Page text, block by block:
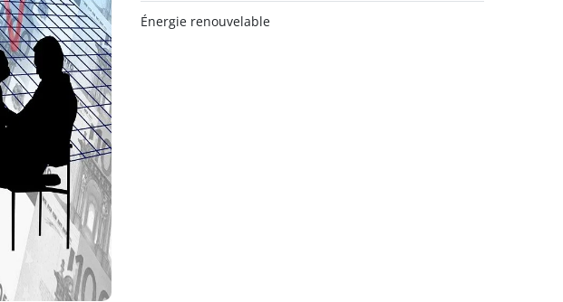
Énergie renouvelable